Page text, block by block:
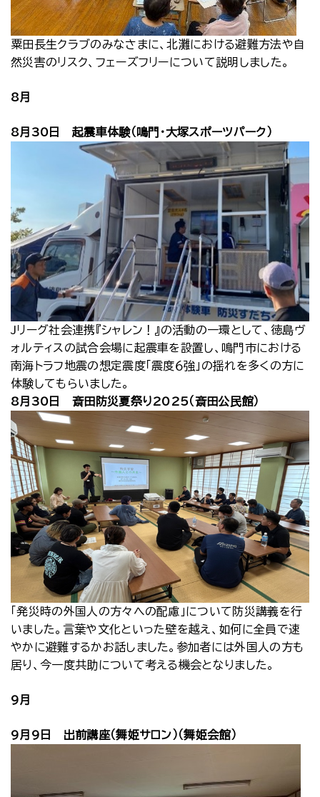
粟田長生クラブのみなさまに、北灘における避難方法や自
然災害のリスク、フェーズフリーについて説明しました。
8月
8月30日 起震車体験（鳴門・大塚スポーツパーク）
Jリーグ社会連携『シャレン！』の活動の一環として、徳島ヴ
ォルティスの試合会場に起震車を設置し、鳴門市における
南海トラフ地震の想定震度「震度６強」の揺れを多くの方に
体験してもらいました。
8月30日 斎田防災夏祭り2025（斎田公民館）
「発災時の外国人の方々への配慮」について防災講義を行
いました。言葉や文化といった壁を越え、如何に全員で速
やかに避難するかお話しました。参加者には外国人の方も
居り、今一度共助について考える機会となりました。
9月
9月9日 出前講座（舞姫サロン）（舞姫会館）